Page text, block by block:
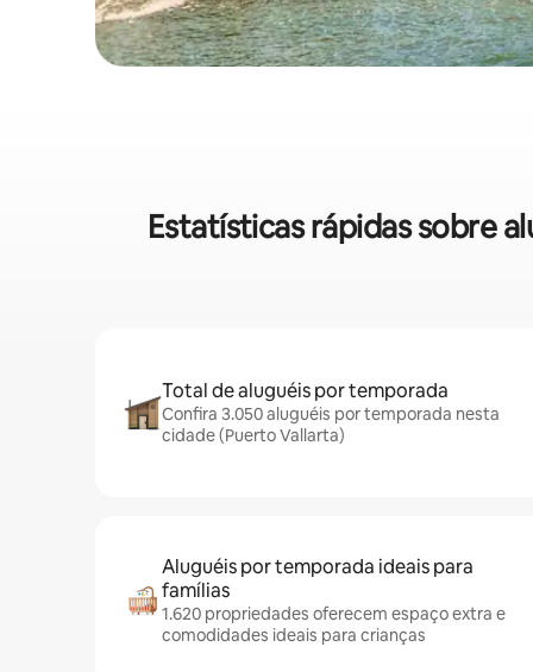
Estatísticas rápidas sobre
Total de aluguéis por temporada
Confira 3.050 aluguéis por temporada nesta
cidade (Puerto Vallarta)
Aluguéis por temporada ideais para
famílias
1.620 propriedades oferecem espaço extra e
comodidades ideais para crianças